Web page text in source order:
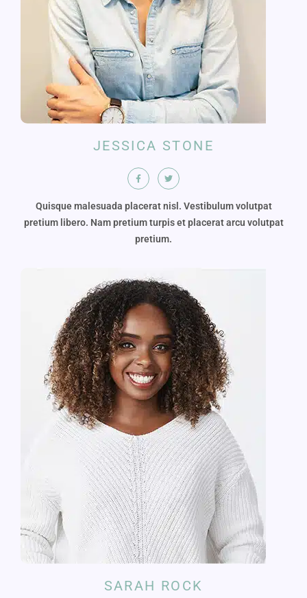
JESSICA STONE
Quisque malesuada placerat nisl. Vestibulum volutpat
pretium libero. Nam pretium turpis et placerat arcu volutpat
pretium.
SARAH ROCK